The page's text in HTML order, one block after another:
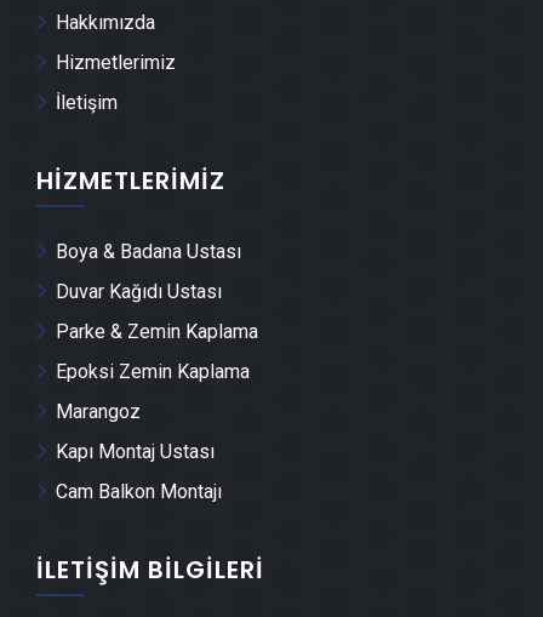
Kestel Demir Doğrama Ustası
Kestel Duvar Panelleri̇ Montajı
Kestel Dış Cephe Kaplama Ustası
Kestel Duvar Çıtası Ustası
Kestel Cam Montajı
Hakkımızda
Hizmetlerimiz
İletişim
HIZMETLERIMIZ
Boya & Badana Ustası
Duvar Kağıdı Ustası
Parke & Zemin Kaplama
Epoksi Zemin Kaplama
Marangoz
Kapı Montaj Ustası
Cam Balkon Montajı
İLETIŞIM BILGILERI